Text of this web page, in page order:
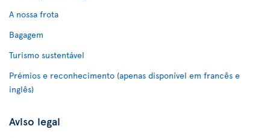
A nossa frota
Bagagem
Turismo sustentável
Prémios e reconhecimento (apenas disponível em francês e
inglês)
Aviso legal